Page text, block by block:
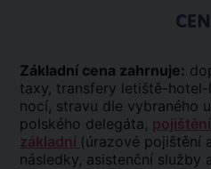
Základní cena zahrnuje:
taxy, transfery letiště-hotel-
nocí, stravu dle vybraného
polského delegáta,
základní (úrazové pojištění
následky, asistenční služby